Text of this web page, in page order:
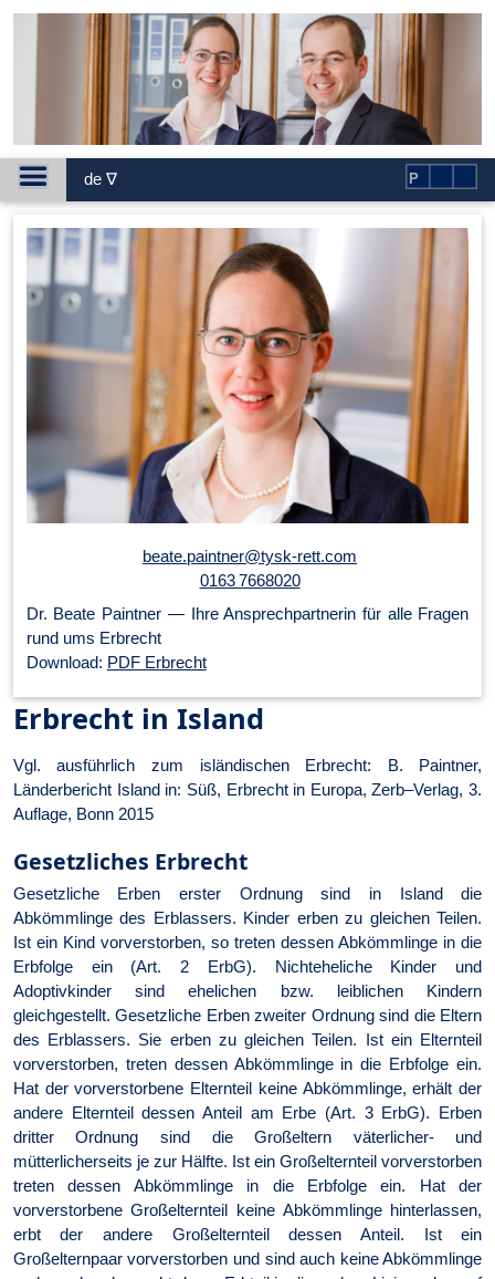
de ∇ P
beate.paintner@tysk-rett.com
0163 7668020
Dr. Beate Paintner — Ihre An­sprech­part­ner­in für alle Fragen
rund ums Erbrecht
Download: PDF Erbrecht
Erbrecht in Island
Vgl. ausführlich zum isländischen Erbrecht: B. Paintner,
Länderbericht Island in: Süß, Erbrecht in Europa, Zerb–Verlag, 3.
Auflage, Bonn 2015
Gesetzliches Erbrecht
Gesetzliche Erben erster Ordnung sind in Island die
Abkömmlinge des Erblassers. Kinder erben zu gleichen Teilen.
Ist ein Kind vorverstorben, so treten dessen Abkömmlinge in die
Erbfolge ein (Art. 2 ErbG). Nichteheliche Kinder und
Adoptivkinder sind ehelichen bzw. leiblichen Kindern
gleichgestellt. Gesetzliche Erben zweiter Ordnung sind die Eltern
des Erblassers. Sie erben zu gleichen Teilen. Ist ein Elternteil
vorverstorben, treten dessen Abkömmlinge in die Erbfolge ein.
Hat der vorverstorbene Elternteil keine Abkömmlinge, erhält der
andere Elternteil dessen Anteil am Erbe (Art. 3 ErbG). Erben
dritter Ordnung sind die Großeltern väterlicher- und
mütterlicherseits je zur Hälfte. Ist ein Großelternteil vorverstorben
treten dessen Abkömmlinge in die Erbfolge ein. Hat der
vorverstorbene Großelternteil keine Abkömmlinge hinterlassen,
erbt der andere Großelternteil dessen Anteil. Ist ein
Großelternpaar vorverstorben und sind auch keine Abkömmlinge